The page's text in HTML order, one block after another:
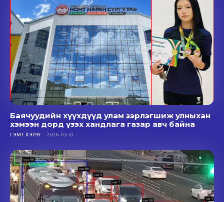
Баячуудийн хүүхдүүд улам зэрлэгшиж улныхан
хэмээн дорд үзэх хандлага газар авч байна
ГЭМТ ХЭРЭГ 2026-03-10